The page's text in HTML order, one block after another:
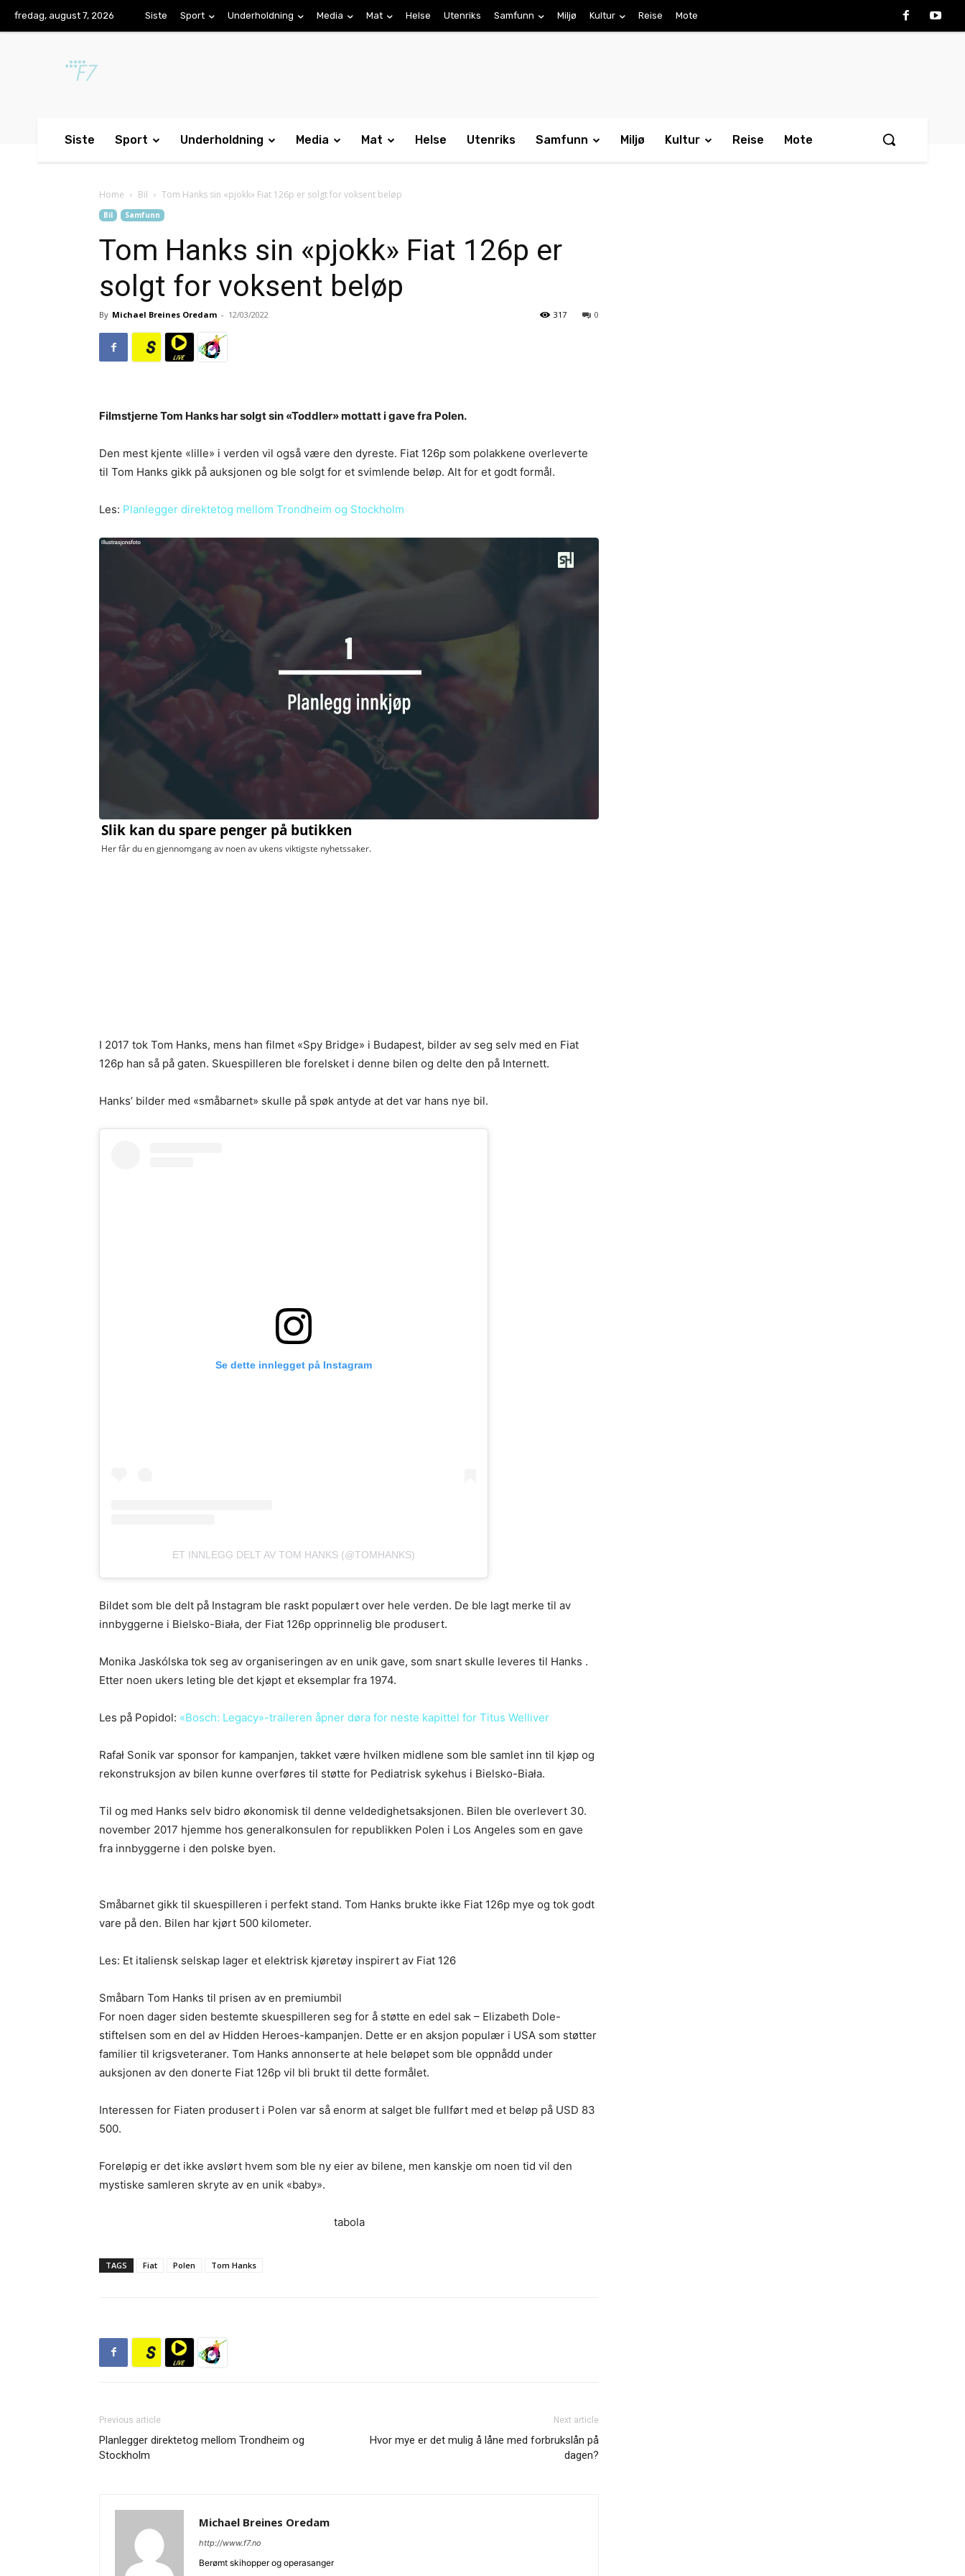
fredag, august 7, 2026 Siste Sport Underholdning Media Mat Helse Utenriks Samfunn Miljø Kultur Reise Mote
Siste Sport Underholdning Media Mat Helse Utenriks Samfunn Miljø Kultur Reise Mote
Home Bil Tom Hanks sin «pjokk» Fiat 126p er solgt for voksent beløp
Bil Samfunn
Tom Hanks sin «pjokk» Fiat 126p er
solgt for voksent beløp
By Michael Breines Oredam - 12/03/2022 0
317
Filmstjerne Tom Hanks har solgt sin «Toddler» mottatt i gave fra Polen.
Den mest kjente «lille» i verden vil også være den dyreste. Fiat 126p som polakkene overleverte
til Tom Hanks gikk på auksjonen og ble solgt for et svimlende beløp. Alt for et godt formål.
Les: Planlegger direktetog mellom Trondheim og Stockholm
I 2017 tok Tom Hanks, mens han filmet «Spy Bridge» i Budapest, bilder av seg selv med en Fiat
126p han så på gaten. Skuespilleren ble forelsket i denne bilen og delte den på Internett.
Hanks’ bilder med «småbarnet» skulle på spøk antyde at det var hans nye bil.
Se dette innlegget på Instagram
ET INNLEGG DELT AV TOM HANKS (@TOMHANKS)
Bildet som ble delt på Instagram ble raskt populært over hele verden. De ble lagt merke til av
innbyggerne i Bielsko-Biała, der Fiat 126p opprinnelig ble produsert.
Monika Jaskólska tok seg av organiseringen av en unik gave, som snart skulle leveres til Hanks .
Etter noen ukers leting ble det kjøpt et eksemplar fra 1974.
Les på Popidol: «Bosch: Legacy»-traileren åpner døra for neste kapittel for Titus Welliver
Rafał Sonik var sponsor for kampanjen, takket være hvilken midlene som ble samlet inn til kjøp og
rekonstruksjon av bilen kunne overføres til støtte for Pediatrisk sykehus i Bielsko-Biała.
Til og med Hanks selv bidro økonomisk til denne veldedighetsaksjonen. Bilen ble overlevert 30.
november 2017 hjemme hos generalkonsulen for republikken Polen i Los Angeles som en gave
fra innbyggerne i den polske byen.
Småbarnet gikk til skuespilleren i perfekt stand. Tom Hanks brukte ikke Fiat 126p mye og tok godt
vare på den. Bilen har kjørt 500 kilometer.
Les: Et italiensk selskap lager et elektrisk kjøretøy inspirert av Fiat 126
Småbarn Tom Hanks til prisen av en premiumbil
For noen dager siden bestemte skuespilleren seg for å støtte en edel sak – Elizabeth Dole-
stiftelsen som en del av Hidden Heroes-kampanjen. Dette er en aksjon populær i USA som støtter
familier til krigsveteraner. Tom Hanks annonserte at hele beløpet som ble oppnådd under
auksjonen av den donerte Fiat 126p vil bli brukt til dette formålet.
Interessen for Fiaten produsert i Polen var så enorm at salget ble fullført med et beløp på USD 83
500.
Foreløpig er det ikke avslørt hvem som ble ny eier av bilene, men kanskje om noen tid vil den
mystiske samleren skryte av en unik «baby».
tabola
TAGS Fiat Polen Tom Hanks
Previous article
Planlegger direktetog mellom Trondheim og
Stockholm
Next article
Hvor mye er det mulig å låne med forbrukslån på
dagen?
Michael Breines Oredam
http://www.f7.no
Berømt skihopper og operasanger